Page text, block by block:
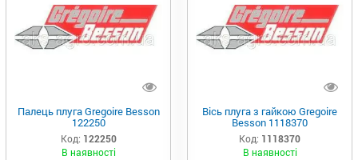
Палець плуга Gregoire Besson
122250
Код: 122250
В наявності
Вісь плуга з гайкою Gregoire
Besson 1118370
Код: 1118370
В наявності